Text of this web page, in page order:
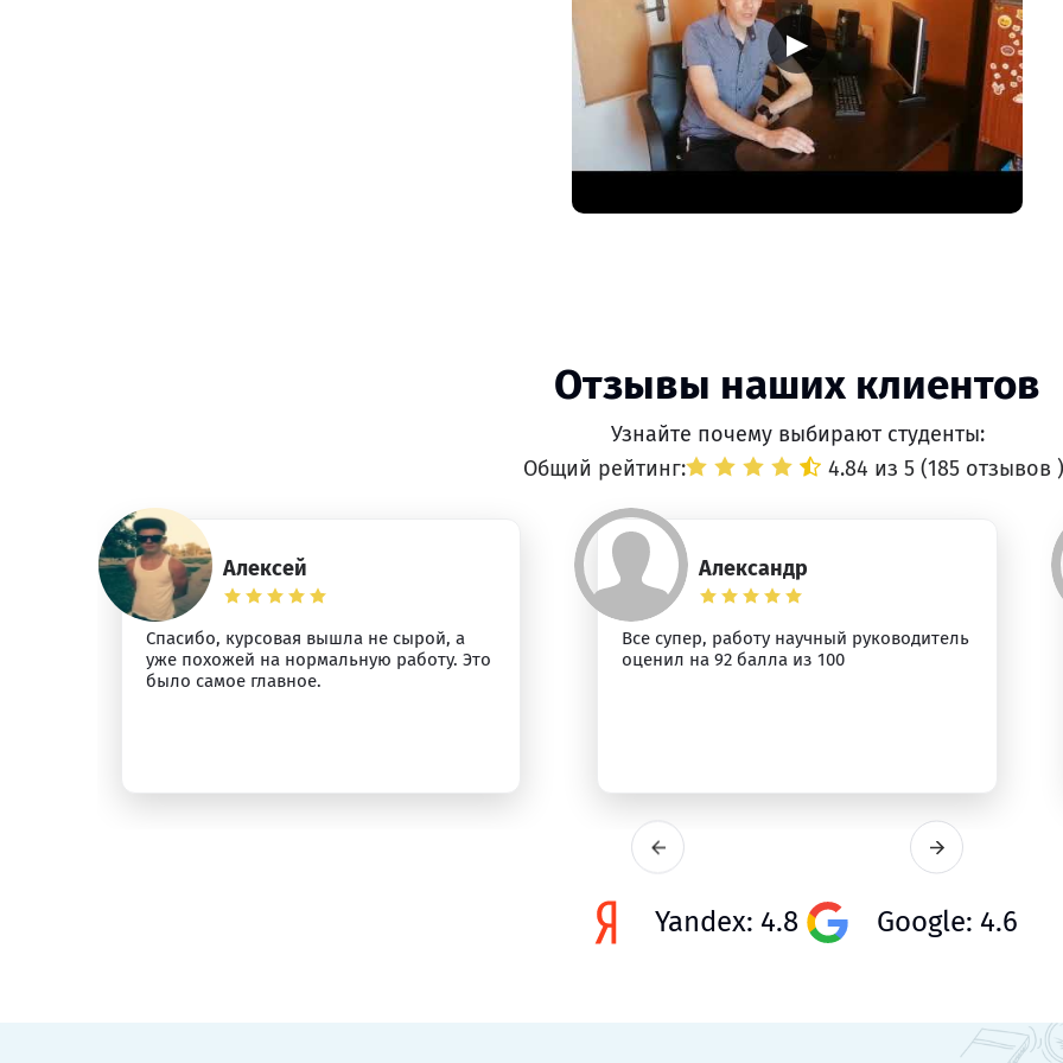
▶
Отзывы наших клиентов
Узнайте почему выбирают студенты:
Общий рейтинг:
4.84 из 5 (185 отзывов )
Алексей
Спасибо, курсовая вышла не сырой, а
уже похожей на нормальную работу. Это
было самое главное.
Александр
Все супер, работу научный руководитель
оценил на 92 балла из 100
Yandex: 4.8 Google: 4.6